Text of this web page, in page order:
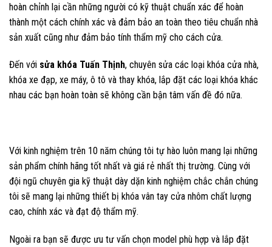
hoàn chỉnh lại cần những người có kỹ thuật chuẩn xác để hoàn
thành một cách chính xác và đảm bảo an toàn theo tiêu chuẩn nhà
sản xuất cũng như đảm bảo tính thẩm mỹ cho cách cửa.
Đến với sửa khóa Tuấn Thịnh, chuyên sửa các loại khóa cửa nhà,
khóa xe đạp, xe máy, ô tô và thay khóa, lắp đặt các loại khóa khác
nhau các bạn hoàn toàn sẽ không cần bận tâm vấn đề đó nữa.
Với kinh nghiệm trên 10 năm chúng tôi tự hào luôn mang lại những
sản phẩm chính hãng tốt nhất và giá rẻ nhất thị trường. Cùng với
đội ngũ chuyên gia kỹ thuật dày dặn kinh nghiệm chắc chắn chúng
tôi sẽ mang lại những thiết bị khóa vân tay cửa nhôm chất lượng
cao, chính xác và đạt độ thẩm mỹ.
Ngoài ra bạn sẽ được ưu tư vấn chọn model phù hợp và lắp đặt